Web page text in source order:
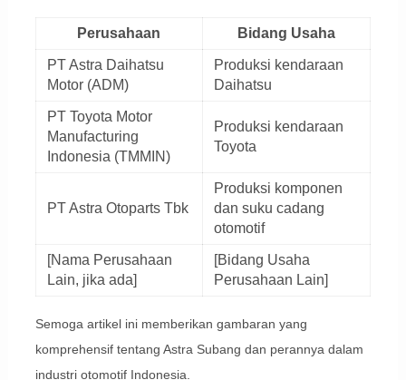
Perusahaan Bidang Usaha
PT Astra Daihatsu
Motor (ADM)
Produksi kendaraan
Daihatsu
PT Toyota Motor
Manufacturing
Indonesia (TMMIN)
Produksi kendaraan
Toyota
PT Astra Otoparts Tbk
Produksi komponen
dan suku cadang
otomotif
[Nama Perusahaan
Lain, jika ada]
[Bidang Usaha
Perusahaan Lain]
Semoga artikel ini memberikan gambaran yang
komprehensif tentang Astra Subang dan perannya dalam
industri otomotif Indonesia.